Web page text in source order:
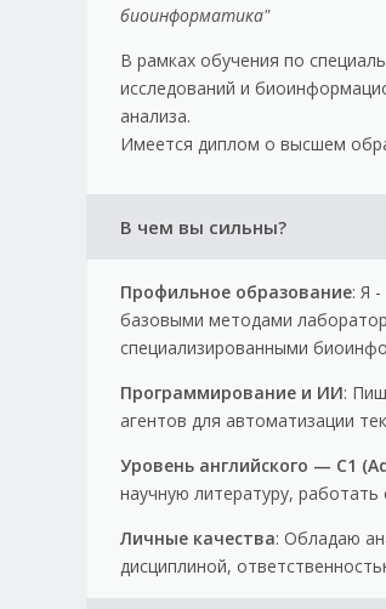
биоинформатика"
В рамках обучения по
исследований и
анализа.
Имеется диплом о высшем
В чем вы сильны?
Профильное образование: Я
базовыми методами
специализированными
Программирование и ИИ:
агентов для автоматизации
Уровень английского — C1
научную литературу,
Личные качества: Обладаю
дисциплиной,